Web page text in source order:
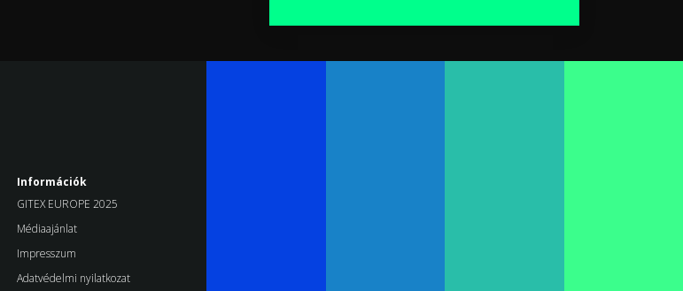
Információk
GITEX EUROPE 2025
Médiaajánlat
Impresszum
Adatvédelmi nyilatkozat